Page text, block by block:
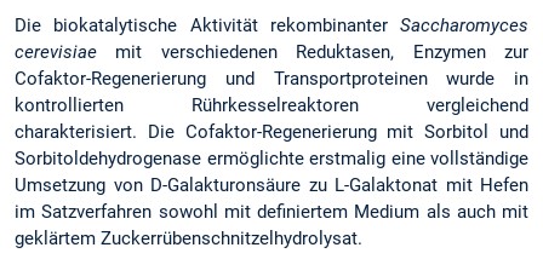
Die biokatalytische Aktivität rekombinanterSaccharomyces
cerevisiae mit verschiedenen Reduktasen, Enzymen zur
Cofaktor-Regenerierung und Transportproteinen wurde in
kontrollierten Rührkesselreaktoren vergleichend
charakterisiert. Die Cofaktor-Regenerierung mit Sorbitol und
Sorbitoldehydrogenase ermöglichte erstmalig eine vollständige
Umsetzung von D-Galakturonsäure zu L-Galaktonat mit Hefen
im Satzverfahren sowohl mit definiertem Medium als auch mit
geklärtem Zuckerrübenschnitzelhydrolysat.